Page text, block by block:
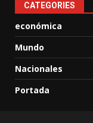
CATEGORIES
económica
Mundo
Nacionales
Portada